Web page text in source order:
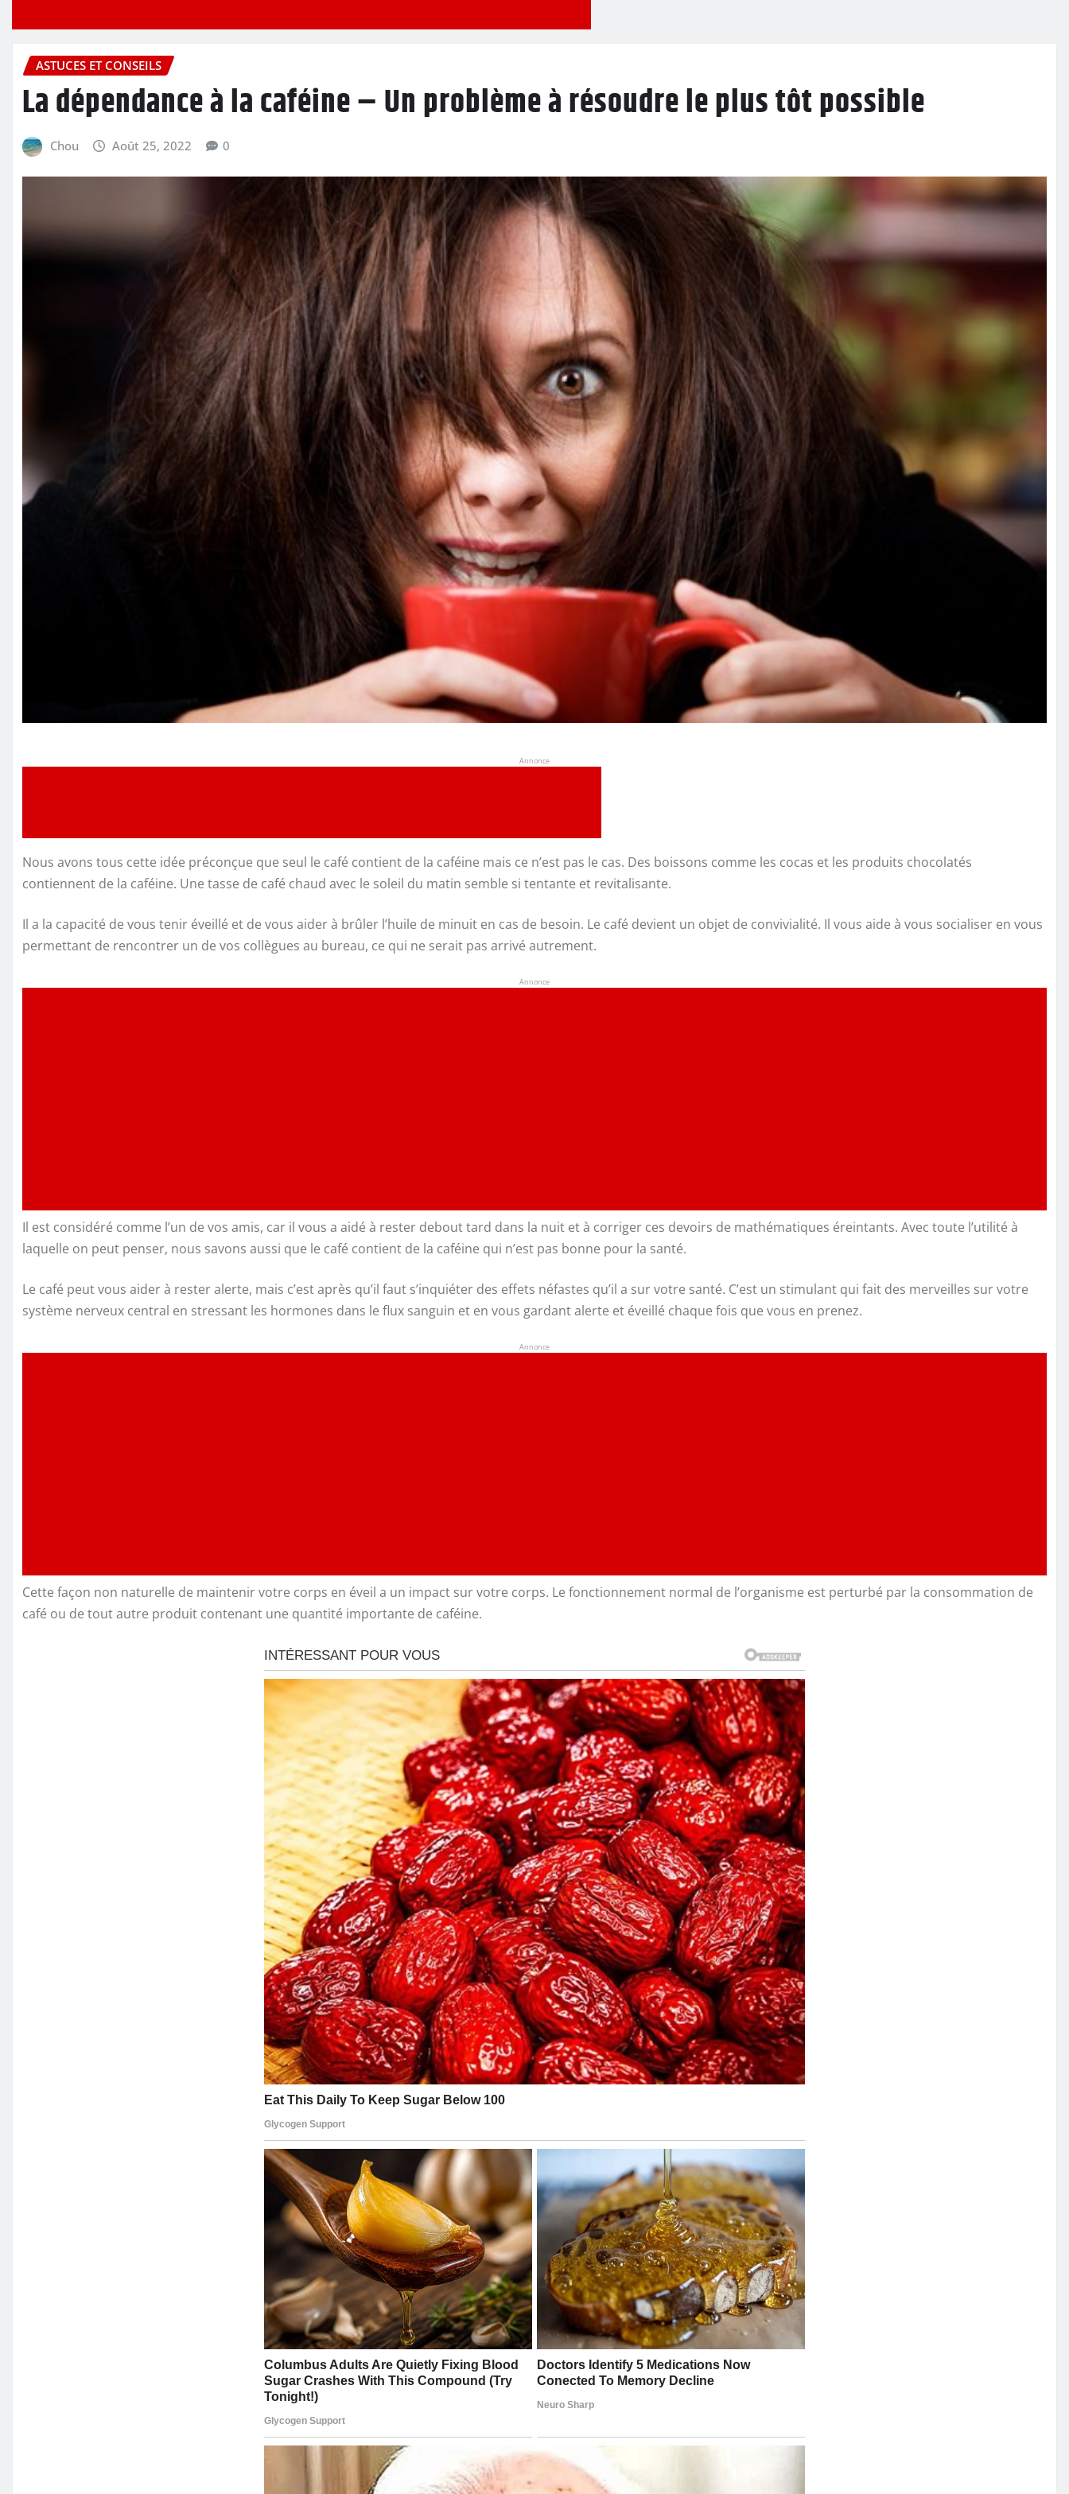
ASTUCES ET CONSEILS
La dépendance à la caféine – Un problème à résoudre le plus tôt possible
Chou Août 25, 2022 0
Annonce
Nous avons tous cette idée préconçue que seul le café contient de la caféine mais ce n’est pas le cas. Des boissons comme les cocas et les produits chocolatés
contiennent de la caféine. Une tasse de café chaud avec le soleil du matin semble si tentante et revitalisante.
Il a la capacité de vous tenir éveillé et de vous aider à brûler l’huile de minuit en cas de besoin. Le café devient un objet de convivialité. Il vous aide à vous socialiser en vous
permettant de rencontrer un de vos collègues au bureau, ce qui ne serait pas arrivé autrement.
Annonce
Il est considéré comme l’un de vos amis, car il vous a aidé à rester debout tard dans la nuit et à corriger ces devoirs de mathématiques éreintants. Avec toute l’utilité à
laquelle on peut penser, nous savons aussi que le café contient de la caféine qui n’est pas bonne pour la santé.
Le café peut vous aider à rester alerte, mais c’est après qu’il faut s’inquiéter des effets néfastes qu’il a sur votre santé. C’est un stimulant qui fait des merveilles sur votre
système nerveux central en stressant les hormones dans le flux sanguin et en vous gardant alerte et éveillé chaque fois que vous en prenez.
Annonce
Cette façon non naturelle de maintenir votre corps en éveil a un impact sur votre corps. Le fonctionnement normal de l’organisme est perturbé par la consommation de
café ou de tout autre produit contenant une quantité importante de caféine.